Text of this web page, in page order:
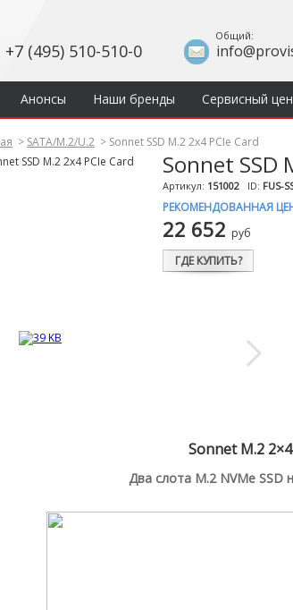
+7 (495) 510-510-0
Общий:
Анонсы Наши бренды Сервисный
> SATA/M.2/U.2 > Sonnet SSD M.2 2x4 PCIe Card
Sonnet SSD
Артикул: 151002 ID: FUS-
РЕКОМЕНДОВАННАЯ
22 652 руб
ГДЕ КУПИТЬ?
Sonnet M.2 2×4
Два слота M.2 NVMe SSD